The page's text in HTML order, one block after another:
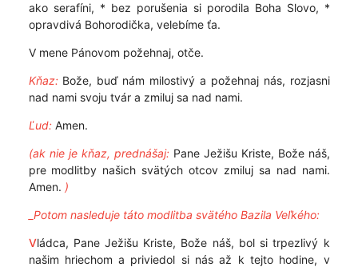
ako serafíni, * bez porušenia si porodila Boha Slovo, *
opravdivá Bohorodička, velebíme ťa.
V mene Pánovom požehnaj, otče.
Kňaz:Bože, buď nám milostivý a požehnaj nás, rozjasni
nad nami svoju tvár a zmiluj sa nad nami.
Ľud:Amen.
(ak nie je kňaz, prednášaj:Pane Ježišu Kriste, Bože náš,
pre modlitby našich svätých otcov zmiluj sa nad nami.
Amen. )
_Potom nasleduje táto modlitba svätého Bazila Veľkého:
Vládca, Pane Ježišu Kriste, Bože náš, bol si trpezlivý k
našim hriechom a priviedol si nás až k tejto hodine, v